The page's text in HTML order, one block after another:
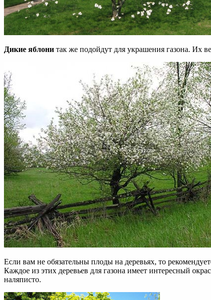
Дикие яблони так же подойдут для украшения газона. Их
Если вам не обязательны плоды на деревьях, то
Каждое из этих деревьев для газона имеет интересный
наляписто.